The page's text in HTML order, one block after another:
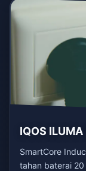
IQOS
SmartCore
tahan baterai